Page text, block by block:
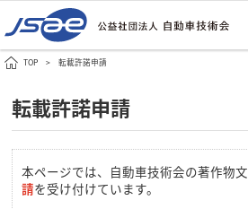
TOP 転載許諾申請
転載許諾申請
本ページでは、自動車技術会の著作物
請を受け付けています。